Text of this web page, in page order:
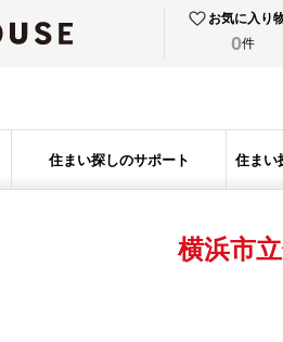
お気に入り
0件
住まい探しのサポート 住まい
横浜市